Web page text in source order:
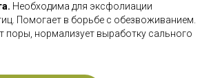
Необходима для эксфолиации
Помогает в борьбе с обезвоживанием.
поры, нормализует выработку сального